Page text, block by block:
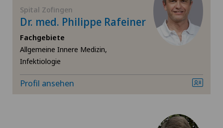
Ästhetische Medizin
Ästhetische und korrigierende Dermatologie
Augenchirurgie
Centre Médical Eaux-Vives
Centre Médical Montchoisi
Spital Zofingen
Dr. med. Philippe Rafeiner
Fachgebiete
Allgemeine Innere Medizin,
Infektiologie
Profil ansehen